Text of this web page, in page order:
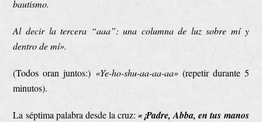
bautismo.
Al decir la tercera “aaa”: una columna de luz sobre mí y
dentro de mí».
(Todos oran juntos:) «Ye-ho-shu-aa-aa-aa»(repetir durante 5
minutos).
La séptima palabra desde la cruz:«¡Padre, Abba, en tus manos